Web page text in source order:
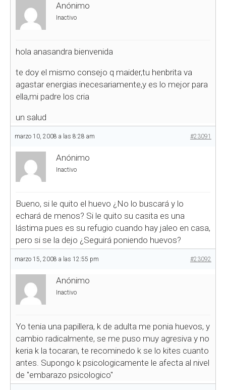
Anónimo
Inactivo
hola anasandra bienvenida
te doy el mismo consejo q maider,tu henbrita va
agastar energias inecesariamente,y es lo mejor para
ella,mi padre los cria
un salud
marzo 10, 2008 a las 8:28 am #23091
Anónimo
Inactivo
Bueno, si le quito el huevo ¿No lo buscará y lo
echará de menos? Si le quito su casita es una
lástima pues es su refugio cuando hay jaleo en casa,
pero si se la dejo ¿Seguirá poniendo huevos?
marzo 15, 2008 a las 12:55 pm #23092
Anónimo
Inactivo
Yo tenia una papillera, k de adulta me ponia huevos, y
cambio radicalmente, se me puso muy agresiva y no
keria k la tocaran, te recominedo k se lo kites cuanto
antes. Supongo k psicologicamente le afecta al nivel
de "embarazo psicologico"